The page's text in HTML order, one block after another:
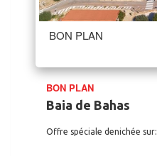
BON PLAN
BON PLAN
Baia de Bahas
Offre spéciale denichée sur: